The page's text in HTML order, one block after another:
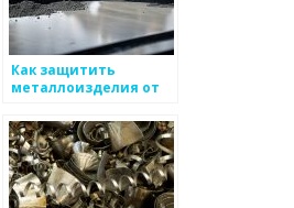
Как защитить
металлоизделия от
внешней среды